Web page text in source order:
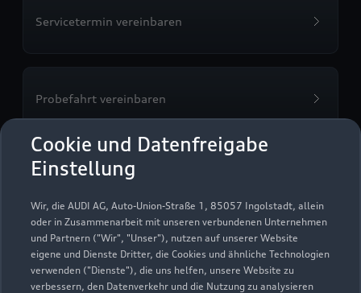
Cookie und Datenfreigabe
Einstellung
Wir, die AUDI AG, Auto-Union-Straße 1, 85057 Ingolstadt, allein
oder in Zusammenarbeit mit unseren verbundenen Unternehmen
und Partnern ("Wir", "Unser"), nutzen auf unserer Website
eigene und Dienste Dritter, die Cookies und ähnliche Technologien
verwenden ("Dienste"), die uns helfen, unsere Website zu
verbessern, den Datenverkehr und die Nutzung zu analysieren
Servicetermin vereinbaren
Probefahrt vereinbaren
Aurich GmbH
Autoverkauf
Servicepartner
Audi Gebrauchtwagen :plus
e-tron Audi on Demand